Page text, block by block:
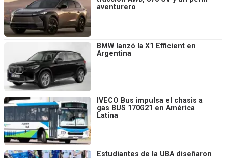
aventurero
BMW lanzó la X1 Efficient en
Argentina
IVECO Bus impulsa el chasis a
gas BUS 170G21 en América
Latina
Estudiantes de la UBA diseñaron